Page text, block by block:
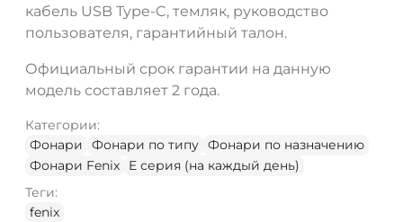
кабель USB Type-C, темляк, руководство
пользователя, гарантийный талон.
Официальный срок гарантии на данную
модель составляет 2 года.
Категории:
Фонари
Фонари по типу Фонари по назначению
Фонари Fenix
E серия (на каждый день)
Теги:
fenix